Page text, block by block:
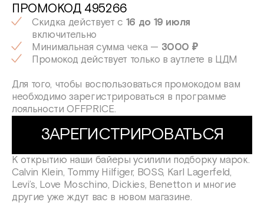
ПРОМОКОД 495266
Скидка действует с 16 до 19 июля
включительно
Минимальная сумма чека — 3000 ₽
Промокод действует только в аутлете в ЦДМ
Для того, чтобы воспользоваться промокодом вам
необходимо зарегистрироваться в программе
лояльности OFFPRICE.
ЗАРЕГИСТРИРОВАТЬСЯ
К открытию наши байеры усилили подборку марок.
Calvin Klein, Tommy Hilfiger, BOSS, Karl Lagerfeld,
Levi’s, Love Moschino, Dickies, Benetton и многие
другие уже ждут вас в новом магазине.